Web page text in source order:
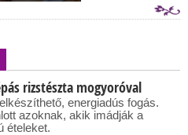
rizstészta mogyoróval
energiadús fogás.
azoknak, akik imádják a
ételeket.